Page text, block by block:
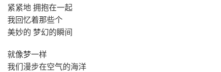
紧紧地 拥抱在一起
我回忆着那些个
美妙的 梦幻的瞬间
就像梦一样
我们漫步在空气的海洋